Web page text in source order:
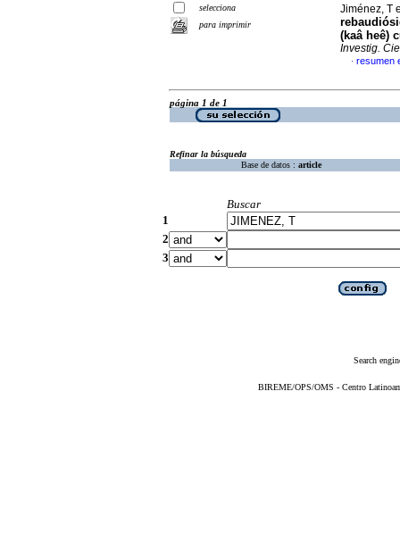
selecciona
para imprimir
Jiménez, T
(kaâ heê)
Investig.
· resumen
página 1 de 1
Refinar la búsqueda
Base de datos : article
Buscar
1
2
3
Search
BIREME/OPS/OMS - Centro